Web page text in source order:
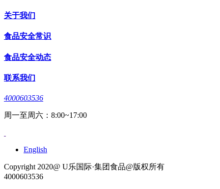
关于我们
食品安全常识
食品安全动态
联系我们
4000603536
周一至周六：8:00~17:00
English
Copyright 2020@ U乐国际·集团食品@版权所有
4000603536